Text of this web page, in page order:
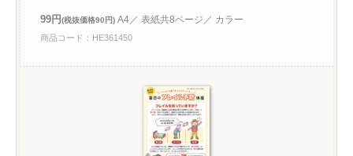
99円(税抜価格90円) A4／ 表紙共8ページ／ カラー
商品コード：HE361450